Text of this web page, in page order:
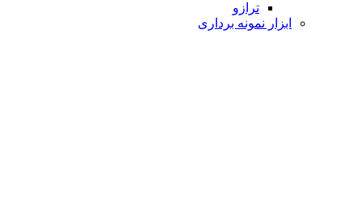
ترازو
ابزار نمونه برداری